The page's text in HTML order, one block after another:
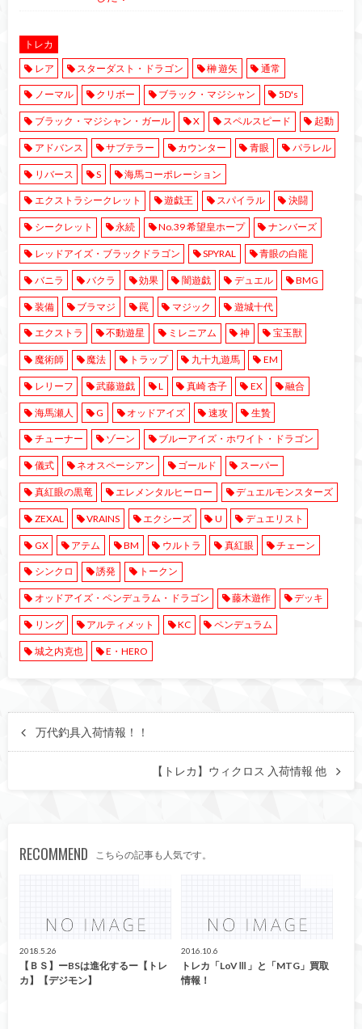
トレカ
レア
スターダスト・ドラゴン 榊 遊矢 通常
ノーマル クリボー ブラック・マジシャン 5D's
ブラック・マジシャン・ガール X スペルスピード 起動
アドバンス サブテラー カウンター 青眼 パラレル
リバース S 海馬コーポレーション
エクストラシークレット 遊戯王 スパイラル 決闘
シークレット 永続 No.39 希望皇ホープ ナンバーズ
レッドアイズ・ブラックドラゴン SPYRAL 青眼の白龍
バニラ バクラ 効果 闇遊戯 デュエル BMG
装備 ブラマジ 罠 マジック 遊城十代
エクストラ 不動遊星 ミレニアム 神 宝玉獣
魔術師 魔法 トラップ 九十九遊馬 EM
レリーフ 武藤遊戯 L 真崎 杏子 EX 融合
海馬瀬人 G オッドアイズ 速攻 生贄
チューナー ゾーン ブルーアイズ・ホワイト・ドラゴン
儀式 ネオスペーシアン ゴールド スーパー
真紅眼の黒竜 エレメンタルヒーロー デュエルモンスターズ
ZEXAL VRAINS エクシーズ U デュエリスト
GX アテム BM ウルトラ 真紅眼 チェーン
シンクロ 誘発 トークン
オッドアイズ・ペンデュラム・ドラゴン 藤木遊作 デッキ
リング アルティメット KC ペンデュラム
城之内克也 E・HERO
万代釣具入荷情報！！
【トレカ】ウィクロス 入荷情報 他
RECOMMEND こちらの記事も人気です。
2018.5.26
【ＢＳ】ーBSは進化するー【トレ
カ】【デジモン】
2016.10.6
トレカ「LoVⅢ」と「MTG」買取
情報！